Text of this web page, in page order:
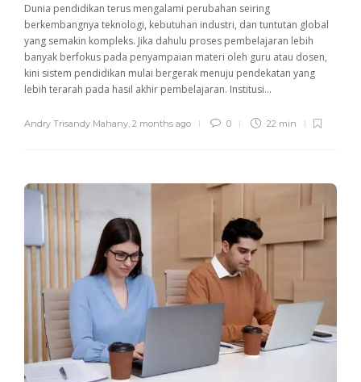
Dunia pendidikan terus mengalami perubahan seiring
berkembangnya teknologi, kebutuhan industri, dan tuntutan global
yang semakin kompleks. Jika dahulu proses pembelajaran lebih
banyak berfokus pada penyampaian materi oleh guru atau dosen,
kini sistem pendidikan mulai bergerak menuju pendekatan yang
lebih terarah pada hasil akhir pembelajaran. Institusi...
Andry Trisandy Mahany, 2 months ago 0 22 min